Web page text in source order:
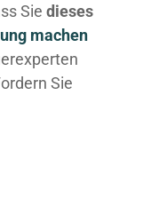
Sie dieses
machen
Sie